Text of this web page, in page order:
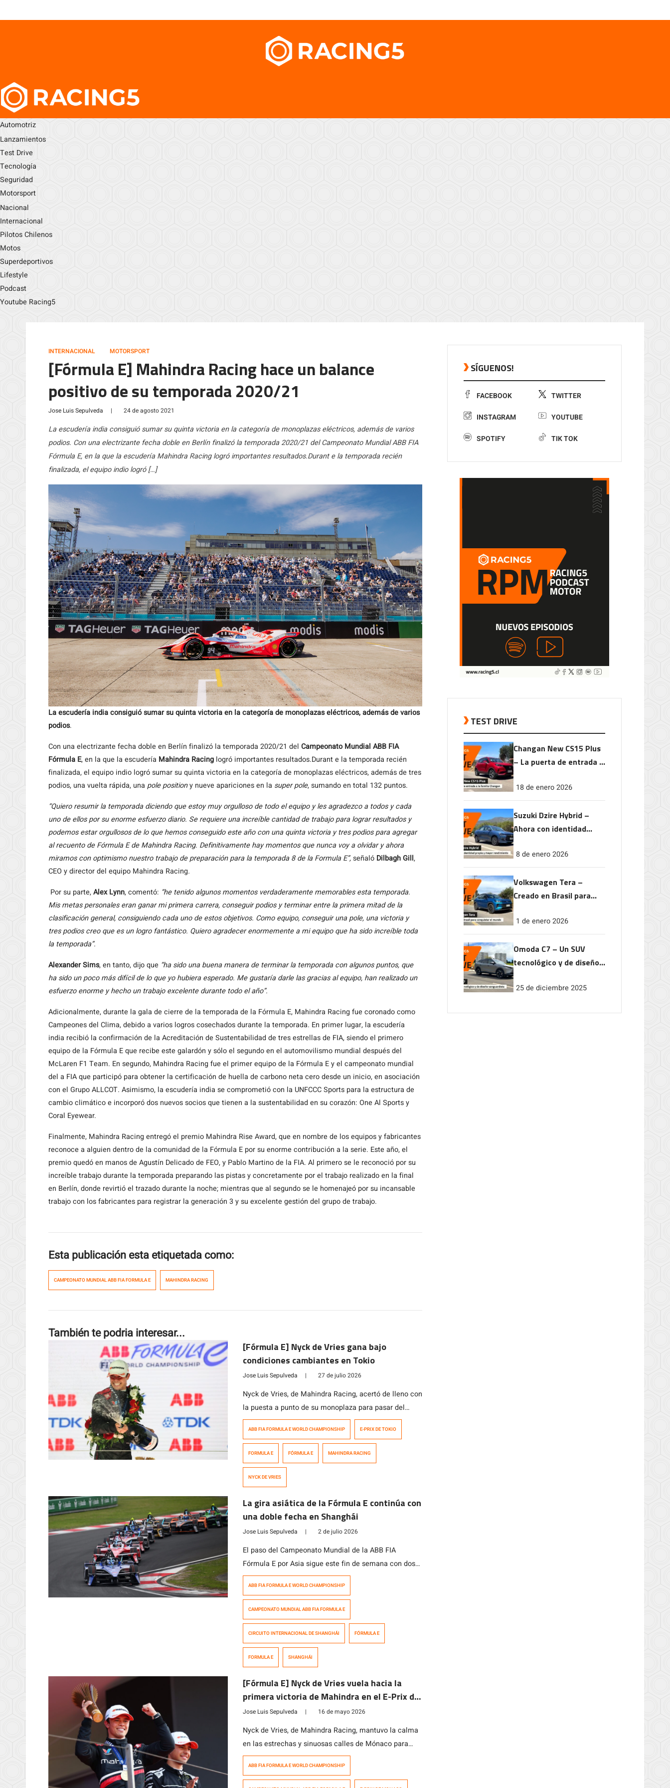
Automotriz
Lanzamientos
Test Drive
Tecnología
Seguridad
Motorsport
Nacional
Internacional
Pilotos Chilenos
Motos
Superdeportivos
Lifestyle
Podcast
Youtube Racing5
INTERNACIONAL MOTORSPORT
[Fórmula E] Mahindra Racing hace un balance
positivo de su temporada 2020/21
Jose Luis Sepulveda | 24 de agosto 2021
La escudería india consiguió sumar su quinta victoria en la categoría de monoplazas eléctricos, además de varios
podios. Con una electrizante fecha doble en Berlín finalizó la temporada 2020/21 del Campeonato Mundial ABB FIA
Fórmula E, en la que la escudería Mahindra Racing logró importantes resultados.Durant e la temporada recién
finalizada, el equipo indio logró […]
La escudería india consiguió sumar su quinta victoria en la categoría de monoplazas eléctricos, además de varios
podios.
Con una electrizante fecha doble en Berlín finalizó la temporada 2020/21 del Campeonato Mundial ABB FIA
Fórmula E, en la que la escudería Mahindra Racing logró importantes resultados.Durant e la temporada recién
finalizada, el equipo indio logró sumar su quinta victoria en la categoría de monoplazas eléctricos, además de tres
podios, una vuelta rápida, una pole positiony nueve apariciones en la super pole, sumando en total 132 puntos.
“Quiero resumir la temporada diciendo que estoy muy orgulloso de todo el equipo y les agradezco a todos y cada
uno de ellos por su enorme esfuerzo diario. Se requiere una increíble cantidad de trabajo para lograr resultados y
podemos estar orgullosos de lo que hemos conseguido este año con una quinta victoria y tres podios para agregar
al recuento de Fórmula E de Mahindra Racing. Definitivamente hay momentos que nunca voy a olvidar y ahora
miramos con optimismo nuestro trabajo de preparación para la temporada 8 de la Formula E”,señaló Dilbagh Gill,
CEO y director del equipo Mahindra Racing.
Por su parte,Alex Lynn, comentó: “he tenido algunos momentos verdaderamente memorables esta temporada.
Mis metas personales eran ganar mi primera carrera, conseguir podios y terminar entre la primera mitad de la
clasificación general, consiguiendo cada uno de estos objetivos. Como equipo, conseguir una pole, una victoria y
tres podios creo que es un logro fantástico. Quiero agradecer enormemente a mi equipo que ha sido increíble toda
la temporada”.
Alexander Sims, en tanto, dijo que “ha sido una buena manera de terminar la temporada con algunos puntos, que
ha sido un poco más difícil de lo que yo hubiera esperado. Me gustaría darle las gracias al equipo, han realizado un
esfuerzo enorme y hecho un trabajo excelente durante todo el año”.
Adicionalmente, durante la gala de cierre de la temporada de la Fórmula E, Mahindra Racing fue coronado como
Campeones del Clima, debido a varios logros cosechados durante la temporada. En primer lugar, la escudería
india recibió la confirmación de la Acreditación de Sustentabilidad de tres estrellas de FIA, siendo el primero
equipo de la Fórmula E que recibe este galardón y sólo el segundo en el automovilismo mundial después del
McLaren F1 Team. En segundo, Mahindra Racing fue el primer equipo de la Fórmula E y el campeonato mundial
del a FIA que participó para obtener la certificación de huella de carbono neta cero desde un inicio, en asociación
con el Grupo ALLCOT. Asimismo, la escudería india se comprometió con la UNFCCC Sports para la estructura de
cambio climático e incorporó dos nuevos socios que tienen a la sustentabilidad en su corazón: One Al Sports y
Coral Eyewear.
Finalmente, Mahindra Racing entregó el premio Mahindra Rise Award, que en nombre de los equipos y fabricantes
reconoce a alguien dentro de la comunidad de la Fórmula E por su enorme contribución a la serie. Este año, el
premio quedó en manos de Agustín Delicado de FEO, y Pablo Martino de la FIA. Al primero se le reconoció por su
increíble trabajo durante la temporada preparando las pistas y concretamente por el trabajo realizado en la final
en Berlín, donde revirtió el trazado durante la noche; mientras que al segundo se le homenajeó por su incansable
trabajo con los fabricantes para registrar la generación 3 y su excelente gestión del grupo de trabajo.
Esta publicación esta etiquetada como:
CAMPEONATO MUNDIAL ABB FIA FORMULA E MAHINDRA RACING
También te podria interesar...
[Fórmula E] Nyck de Vries gana bajo
condiciones cambiantes en Tokio
Jose Luis Sepulveda | 27 de julio 2026
Nyck de Vries, de Mahindra Racing, acertó de lleno con
la puesta a punto de su monoplaza para pasar del
quinto puesto a la victoria en la carrera del domingo
condiciones mixtas. El neerlandés terminó por delante
de Nick Cassidy, de Citroën Racing, y […]
ABB FIA FORMULA E WORLD CHAMPIONSHIP E-PRIX DE TOKIO
FORMULA E FÓRMULA E MAHINDRA RACING
NYCK DE VRIES
La gira asiática de la Fórmula E continúa con
una doble fecha en Shanghái
Jose Luis Sepulveda | 2 de julio 2026
El paso del Campeonato Mundial de la ABB FIA
Fórmula E por Asia sigue este fin de semana con dos
carreras en el Circuito Internacional de Shanghái,
3,051 kilómetros, es uno de los muchos trazados
diseñados por el […]
ABB FIA FORMULA E WORLD CHAMPIONSHIP
CAMPEONATO MUNDIAL ABB FIA FORMULA E
CIRCUITO INTERNACIONAL DE SHANGHÁI FÓRMULA E
FORMULA E SHANGHÁI
[Fórmula E] Nyck de Vries vuela hacia la
primera victoria de Mahindra en el E-Prix de
Mónaco
Jose Luis Sepulveda | 16 de mayo 2026
Nyck de Vries, de Mahindra Racing, mantuvo la calma
en las estrechas y sinuosas calles de Mónaco para
conseguir su quinta victoria en el Campeonato
ABB FIA FORMULA E WORLD CHAMPIONSHIP
SÍGUENOS!
FACEBOOK TWITTER
INSTAGRAM YOUTUBE
SPOTIFY TIK TOK
TEST DRIVE
Changan New CS15 Plus
– La puerta de entrada a
18 de enero 2026
Suzuki Dzire Hybrid –
Ahora con identidad
rendimiento
8 de enero 2026
Volkswagen Tera –
Creado en Brasil para
1 de enero 2026
Omoda C7 – Un SUV
tecnológico y de diseño
25 de diciembre 2025